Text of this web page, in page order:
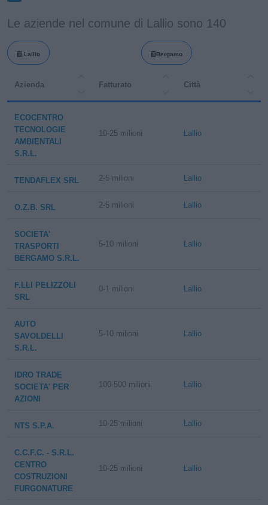
Le aziende nel comune di Lallio sono 140
Lallio Bergamo
Azienda Fatturato Città
ECOCENTRO
TECNOLOGIE
AMBIENTALI
S.R.L.
10-25 milioni Lallio
TENDAFLEX SRL 2-5 milioni Lallio
O.Z.B. SRL 2-5 milioni Lallio
SOCIETA'
TRASPORTI
BERGAMO S.R.L.
5-10 milioni Lallio
F.LLI PELIZZOLI
SRL
0-1 milioni Lallio
AUTO
SAVOLDELLI
S.R.L.
5-10 milioni Lallio
IDRO TRADE
SOCIETA' PER
AZIONI
100-500 milioni Lallio
NTS S.P.A. 10-25 milioni Lallio
C.C.F.C. - S.R.L.
CENTRO
COSTRUZIONI
FURGONATURE
10-25 milioni Lallio